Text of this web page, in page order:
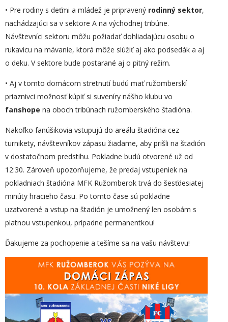
• Pre rodiny s deťmi a mládež je pripravený rodinný sektor,
nachádzajúci sa v sektore A na východnej tribúne.
Návštevníci sektoru môžu požiadať dohliadajúcu osobu o
rukavicu na mávanie, ktorá môže slúžiť aj ako podsedák a aj
o deku. V sektore bude postarané aj o pitný režim.
• Aj v tomto domácom stretnutí budú mať ružomberskí
priaznivci možnosť kúpiť si suveníry nášho klubu vo
fanshope na oboch tribúnach ružomberského štadióna.
Nakoľko fanúšikovia vstupujú do areálu štadióna cez
turnikety, návštevníkov zápasu žiadame, aby prišli na štadión
v dostatočnom predstihu. Pokladne budú otvorené už od
12:30. Zároveň upozorňujeme, že predaj vstupeniek na
pokladniach štadióna MFK Ružomberok trvá do šesťdesiatej
minúty hracieho času. Po tomto čase sú pokladne
uzatvorené a vstup na štadión je umožnený len osobám s
platnou vstupenkou, prípadne permanentkou!
Ďakujeme za pochopenie a tešíme sa na vašu návštevu!